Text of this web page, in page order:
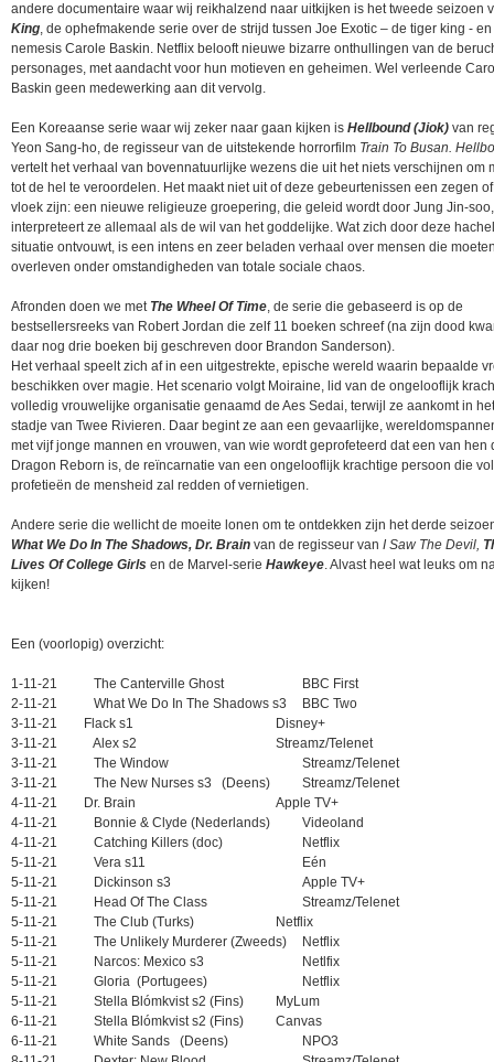
andere documentaire waar wij reikhalzend naar uitkijken is het tweede seizoen
King, de ophefmakende serie over de strijd tussen Joe Exotic – de tiger king -
nemesis Carole Baskin. Netflix belooft nieuwe bizarre onthullingen van de
personages, met aandacht voor hun motieven en geheimen. Wel verleende
Baskin geen medewerking aan dit vervolg.
Een Koreaanse serie waar wij zeker naar gaan kijken is Hellbound (Jiok) van
Yeon Sang-ho, de regisseur van de uitstekende horrorfilm Train To Busan.
vertelt het verhaal van bovennatuurlijke wezens die uit het niets verschijnen om
tot de hel te veroordelen. Het maakt niet uit of deze gebeurtenissen een zegen
vloek zijn: een nieuwe religieuze groepering, die geleid wordt door Jung Jin-soo,
interpreteert ze allemaal als de wil van het goddelijke. Wat zich door deze
situatie ontvouwt, is een intens en zeer beladen verhaal over mensen die
overleven onder omstandigheden van totale sociale chaos.
Afronden doen we met The Wheel Of Time, de serie die gebaseerd is op de
bestsellersreeks van Robert Jordan die zelf 11 boeken schreef (na zijn dood
daar nog drie boeken bij geschreven door Brandon Sanderson).
Het verhaal speelt zich af in een uitgestrekte, epische wereld waarin bepaalde
beschikken over magie. Het scenario volgt Moiraine, lid van de ongelooflijk
volledig vrouwelijke organisatie genaamd de Aes Sedai, terwijl ze aankomt in
stadje van Twee Rivieren. Daar begint ze aan een gevaarlijke,
met vijf jonge mannen en vrouwen, van wie wordt geprofeteerd dat een van hen
Dragon Reborn is, de reïncarnatie van een ongelooflijk krachtige persoon die
profetieën de mensheid zal redden of vernietigen.
Andere serie die wellicht de moeite lonen om te ontdekken zijn het derde
What We Do In The Shadows, Dr. Brain van de regisseur van I Saw The Devil,
Lives Of College Girls en de Marvel-serie Hawkeye. Alvast heel wat leuks om
kijken!
Een (voorlopig) overzicht:
1-11-21 The Canterville Ghost
BBC First
2-11-21 What We Do In The Shadows s3
BBC Two
3-11-21
Flack s1
Disney+
3-11-21 Alex s2
Streamz/Telenet
3-11-21 The Window
Streamz/Telenet
3-11-21 The New Nurses s3 (Deens)
Streamz/Telenet
4-11-21
Dr. Brain
Apple TV+
4-11-21 Bonnie & Clyde (Nederlands)
Videoland
4-11-21 Catching Killers (doc)
Netflix
5-11-21 Vera s11
Eén
5-11-21 Dickinson s3
Apple TV+
5-11-21 Head Of The Class
Streamz/Telenet
5-11-21 The Club (Turks)
Netflix
5-11-21 The Unlikely Murderer (Zweeds)
Netflix
5-11-21 Narcos: Mexico s3
Netlfix
5-11-21 Gloria (Portugees)
Netflix
5-11-21 Stella Blómkvist s2 (Fins)
MyLum
6-11-21 Stella Blómkvist s2 (Fins)
Canvas
6-11-21 White Sands (Deens)
NPO3